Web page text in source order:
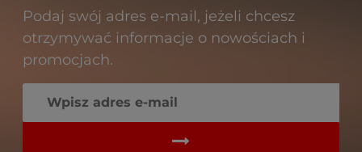
Podaj swój adres e-mail, jeżeli chcesz
otrzymywać informacje o nowościach i
promocjach.